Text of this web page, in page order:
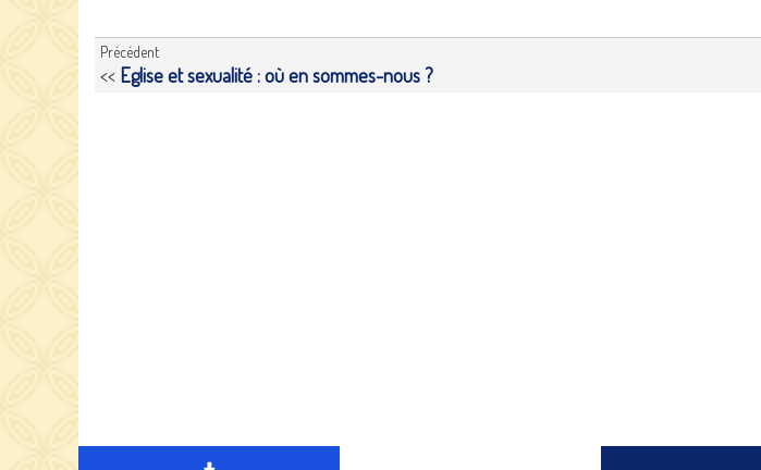
Précédent
<< Eglise et sexualité : où en sommes-nous ?